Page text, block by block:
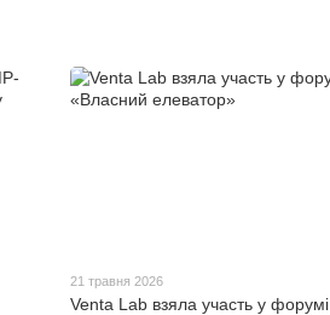
21 травня 2026
Venta Lab взяла участь у форумі